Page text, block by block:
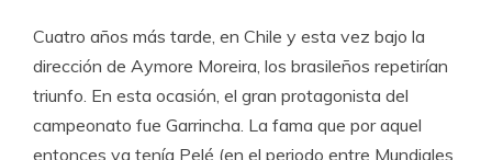
Cuatro años más tarde, en Chile y esta vez bajo la
dirección de Aymore Moreira, los brasileños repetirían
triunfo. En esta ocasión, el gran protagonista del
campeonato fue Garrincha. La fama que por aquel
entonces ya tenía Pelé (en el periodo entre Mundiales